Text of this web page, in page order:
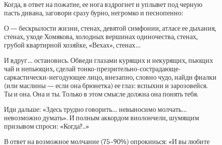
Когда, в ответ на пожатие, ее нога вздрогнет и уплывет под черную
пасть дивана, заговори сразу бурно, негромко и песнопенно:
О — бескрылости жизни, стенах, девятой симфонии, атласе ее дыхания,
стенах, уходе Хомякова, холодных вершинах одиночества, стенах,
грубой квартирной хозяйке, «Вехах», стенах…
И вдруг… остановись. Обведи глазами курящих и некурящих, пьющих
чай и непьющих, сделай тонко-презрительно-сострадающе-
саркастически-негодующее лицо, внезапно, словно чудо, найди фиалки
(или маслины — если она брюнетка) ее глаз: вспыхни и зарозовейся.
Ты и она. Она и ты. Только в этом смысле должна она понять тебя.
Иди дальше: «Здесь трудно говорить… невыносимо молчать…
невозможно думать». И полным аккордом виолончели, шумящим
призывом спроси: «Когда?..»
В ответ на возможное молчание (75–90%) опрокинься: «И вы любите